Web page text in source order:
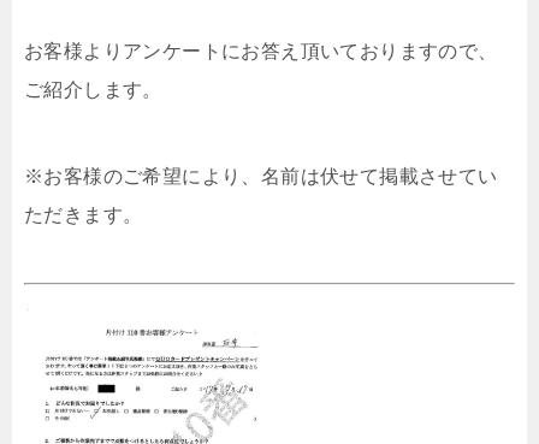
お客様よりアンケートにお答え頂いておりますので、
ご紹介します。
※お客様のご希望により、名前は伏せて掲載させてい
ただきます。